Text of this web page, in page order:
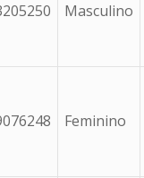
Masculino
Feminino